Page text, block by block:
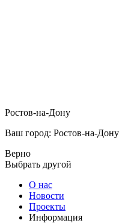
Ростов-на-Дону
Ваш город: Ростов-на-Дону
Верно
Выбрать другой
О нас
Новости
Проекты
Информация